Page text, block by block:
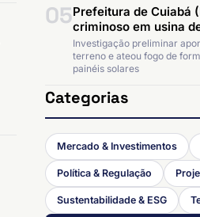
05Prefeitura de Cuiabá
criminoso em usina
Investigação preliminar
terreno e ateou fogo de
painéis solares
Categorias
Mercado & Investimentos
Política & Regulação
Sustentabilidade & ESG